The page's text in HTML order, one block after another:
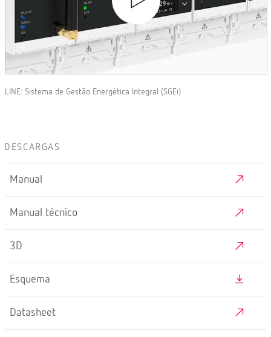
LINE: Sistema de Gestão Energética Integral (SGEi)
DESCARGAS
Manual
Manual técnico
3D
Esquema
Datasheet